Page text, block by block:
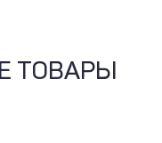
ТОВАРЫ